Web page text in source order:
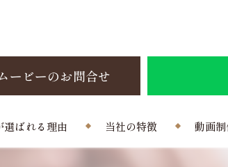
ービーのお問合せ
選ばれる理由 当社の特徴 動画